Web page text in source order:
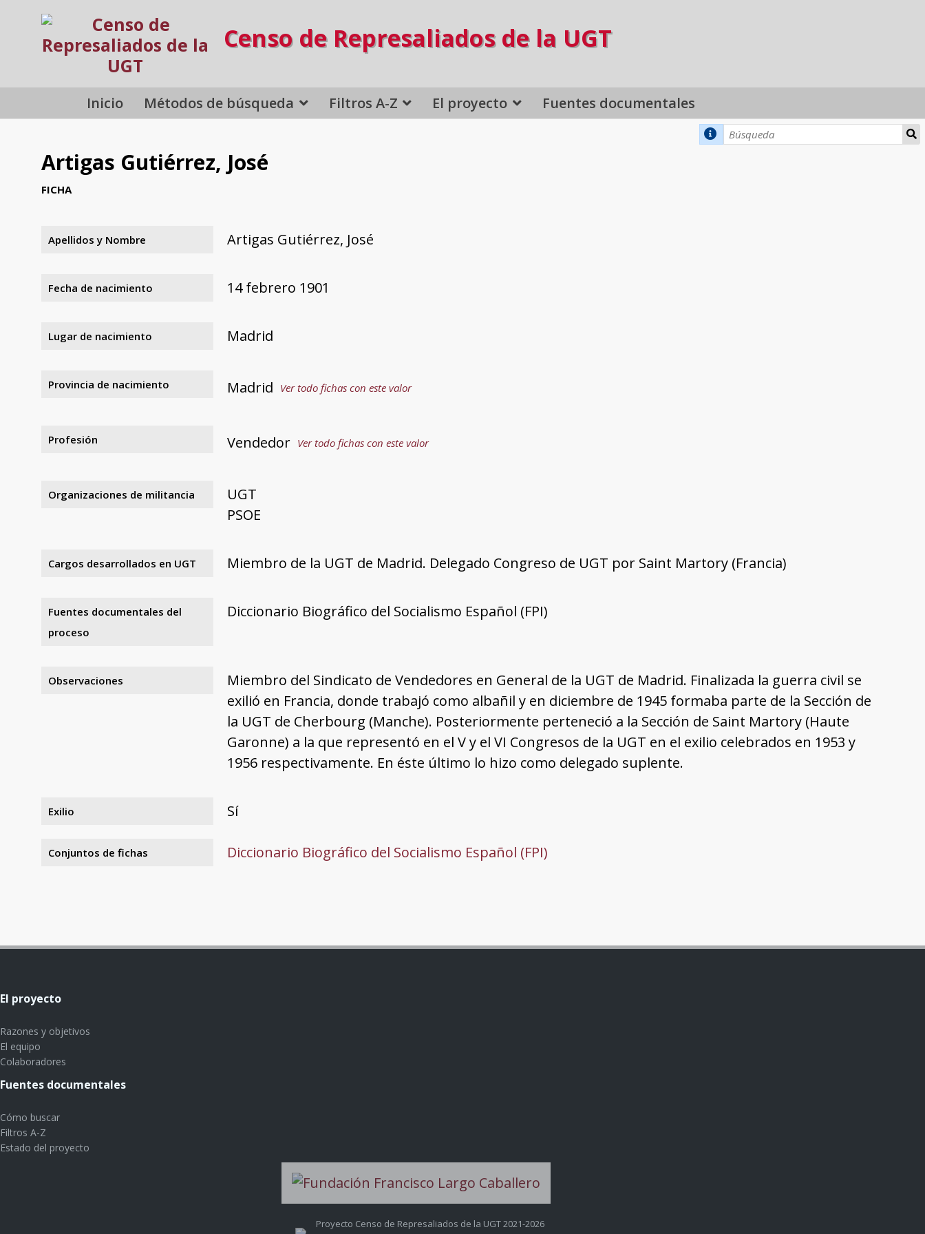
Censo de Represaliados de la UGT
Inicio Métodos de búsqueda Filtros A-Z El proyecto Fuentes documentales
Artigas Gutiérrez, José
FICHA
Apellidos y Nombre Artigas Gutiérrez, José
Fecha de nacimiento 14 febrero 1901
Lugar de nacimiento Madrid
Provincia de nacimiento Madrid Ver todo fichas con este valor
Profesión Vendedor Ver todo fichas con este valor
Organizaciones de militancia
UGT
PSOE
Cargos desarrollados en UGT Miembro de la UGT de Madrid. Delegado Congreso de UGT por Saint Martory (Francia)
Fuentes documentales del
proceso
Diccionario Biográfico del Socialismo Español (FPI)
Observaciones
Miembro del Sindicato de Vendedores en General de la UGT de Madrid. Finalizada la guerra civil se
exilió en Francia, donde trabajó como albañil y en diciembre de 1945 formaba parte de la Sección de
la UGT de Cherbourg (Manche). Posteriormente perteneció a la Sección de Saint Martory (Haute
Garonne) a la que representó en el V y el VI Congresos de la UGT en el exilio celebrados en 1953 y
1956 respectivamente. En éste último lo hizo como delegado suplente.
Exilio Sí
Conjuntos de fichas Diccionario Biográfico del Socialismo Español (FPI)
El proyecto
Razones y objetivos
El equipo
Colaboradores
Fuentes documentales
Cómo buscar
Filtros A-Z
Estado del proyecto
Proyecto Censo de Represaliados de la UGT 2021-2026